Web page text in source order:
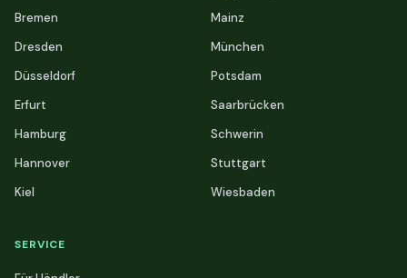
Bremen
Dresden
Düsseldorf
Erfurt
Hamburg
Hannover
Kiel
Mainz
München
Potsdam
Saarbrücken
Schwerin
Stuttgart
Wiesbaden
SERVICE